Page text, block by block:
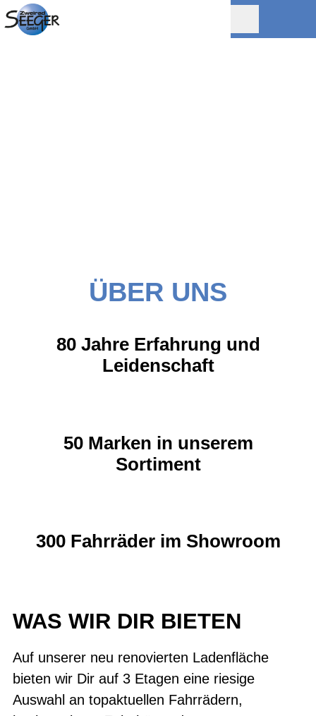
ÜBER UNS
80 Jahre Erfahrung und
Leidenschaft
50 Marken in unserem
Sortiment
300 Fahrräder im Showroom
WAS WIR DIR BIETEN
Auf unserer neu renovierten Ladenfläche
bieten wir Dir auf 3 Etagen eine riesige
Auswahl an topaktuellen Fahrrädern,